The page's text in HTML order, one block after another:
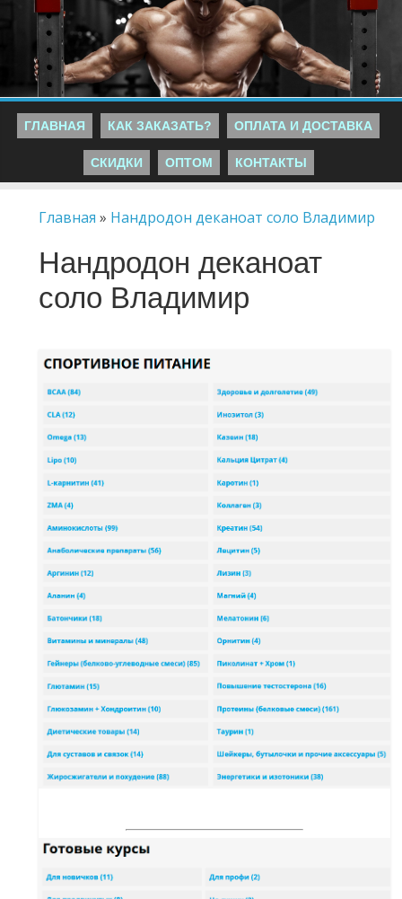
ГЛАВНАЯ КАК ЗАКАЗАТЬ? ОПЛАТА И ДОСТАВКА
СКИДКИ ОПТОМ КОНТАКТЫ
Главная » Нандродон деканоат соло Владимир
Нандродон деканоат
соло Владимир